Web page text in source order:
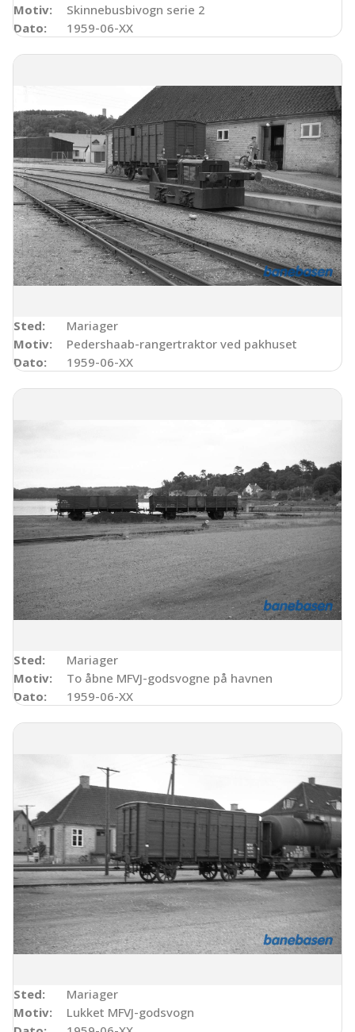
Motiv:
Skinnebusbivogn serie 2
Dato:
1959-06-XX
Sted:
Mariager
Motiv:
Pedershaab-rangertraktor ved pakhuset
Dato:
1959-06-XX
Sted:
Mariager
Motiv:
To åbne MFVJ-godsvogne på havnen
Dato:
1959-06-XX
Sted:
Mariager
Motiv:
Lukket MFVJ-godsvogn